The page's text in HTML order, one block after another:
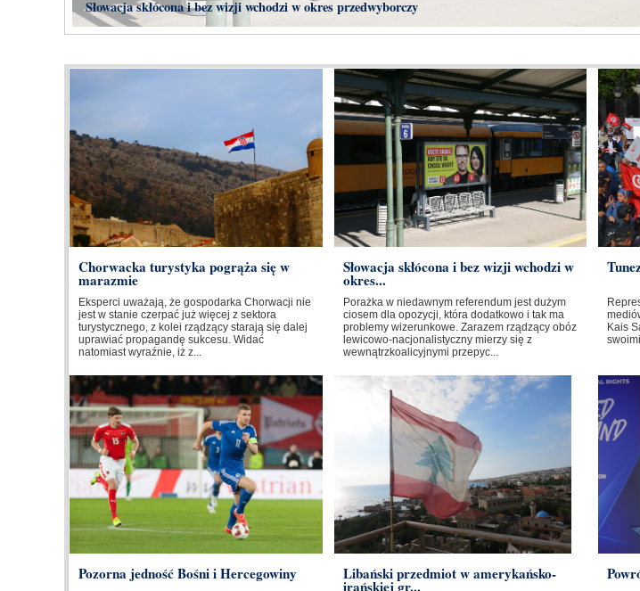
Słowacja skłócona i bez wizji wchodzi w okres przedwyborczy
Chorwacka turystyka pogrąża się w
marazmie
Eksperci uważają, że gospodarka Chorwacji nie
jest w stanie czerpać już więcej z sektora
turystycznego, z kolei rządzący starają się dalej
uprawiać propagandę sukcesu. Widać
natomiast wyraźnie, iż z...
Słowacja skłócona i bez wizji wchodzi w
okres...
Porażka w niedawnym referendum jest dużym
ciosem dla opozycji, która dodatkowo i tak ma
problemy wizerunkowe. Zarazem rządzący obóz
lewicowo-nacjonalistyczny mierzy się z
wewnątrzkoalicyjnymi przepyc...
Kais
Pozorna jedność Bośni i Hercegowiny Libański przedmiot w amerykańsko-
irańskiej gr...